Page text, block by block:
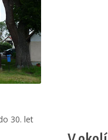
30. let